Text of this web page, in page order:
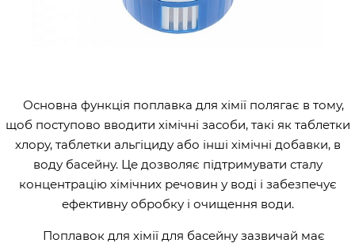
Основна функція поплавка для хімії полягає в тому,
щоб поступово вводити хімічні засоби, такі як таблетки
хлору, таблетки альгіциду або інші хімічні добавки, в
воду басейну. Це дозволяє підтримувати сталу
концентрацію хімічних речовин у воді і забезпечує
ефективну обробку і очищення води.
Поплавок для хімії для басейну зазвичай має